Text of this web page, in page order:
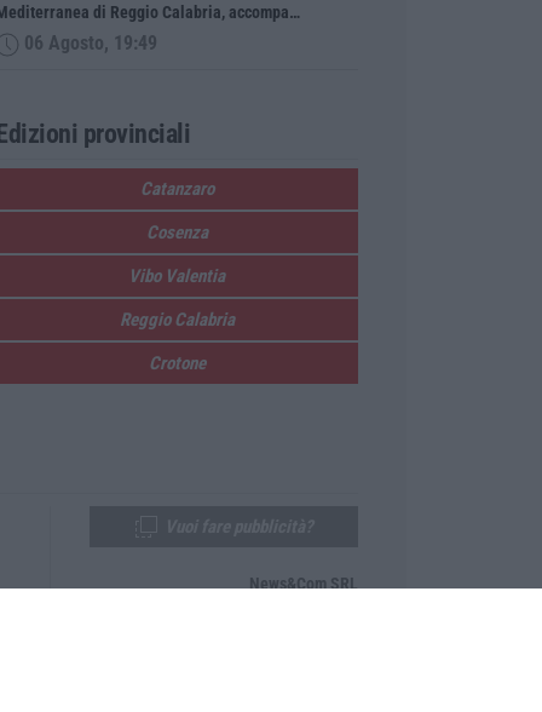
di Reggio Calabria, accompa…
06 Agosto, 19:49
provinciali
Catanzaro
Cosenza
Vibo Valentia
Reggio Calabria
Crotone
News&Com SRL